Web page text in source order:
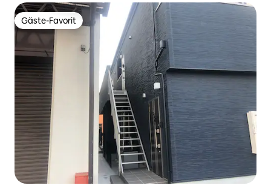
Minuten zu Fuß.
Gäste-Favorit
Gäste-Favorit